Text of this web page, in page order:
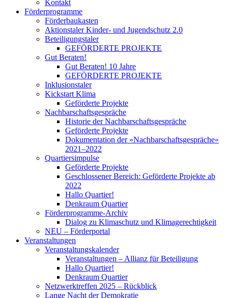
Kontakt
Förderprogramme
Förderbaukasten
Aktionstaler Kinder- und Jugendschutz 2.0
Beteiligungstaler
GEFÖRDERTE PROJEKTE
Gut Beraten!
Gut Beraten! 10 Jahre
GEFÖRDERTE PROJEKTE
Inklusionstaler
Kickstart Klima
Geförderte Projekte
Nachbarschaftsgespräche
Historie der Nachbarschaftsgespräche
Geförderte Projekte
Dokumentation der »Nachbarschaftsgespräche«
2021–2022
Quartiersimpulse
Geförderte Projekte
Geschlossener Bereich: Geförderte Projekte ab
2022
Hallo Quartier!
Denkraum Quartier
Förderprogramme-Archiv
Dialog zu Klimaschutz und Klimagerechtigkeit
NEU – Förderportal
Veranstaltungen
Veranstaltungskalender
Veranstaltungen – Allianz für Beteiligung
Hallo Quartier!
Denkraum Quartier
Netzwerktreffen 2025 – Rückblick
Lange Nacht der Demokratie